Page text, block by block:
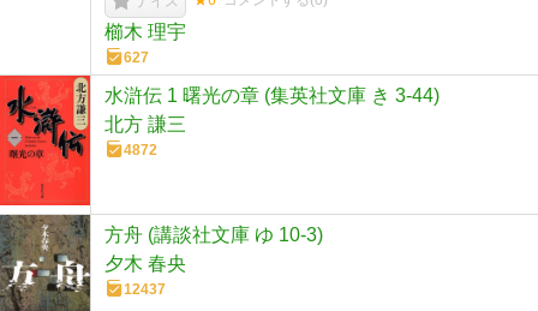
櫛木 理宇
627
水滸伝 1 曙光の章 (集英社文庫 き 3-44)
北方 謙三
4872
方舟 (講談社文庫 ゆ 10-3)
夕木 春央
12437